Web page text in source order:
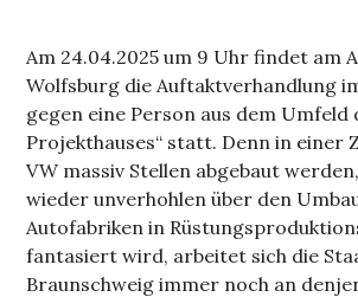
Am 24.04.2025 um 9 Uhr findet am
Wolfsburg die Auftaktverhandlung
gegen eine Person aus dem Umfeld
Projekthauses“ statt. Denn in einer
VW massiv Stellen abgebaut
wieder unverhohlen über den
Autofabriken in
fantasiert wird, arbeitet sich die
Braunschweig immer noch an